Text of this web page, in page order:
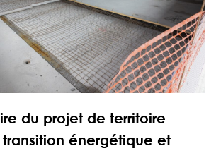
du projet de territoire
transition énergétique et